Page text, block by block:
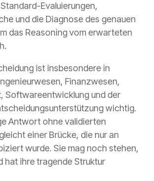
Evaluierungen,
und die Diagnose des genauen
das Reasoning vom erwarteten
ist insbesondere in
Finanzwesen,
Softwareentwicklung und der
wichtig.
Antwort ohne validierten
einer Brücke, die nur an
wurde. Sie mag noch stehen,
hat ihre tragende Struktur